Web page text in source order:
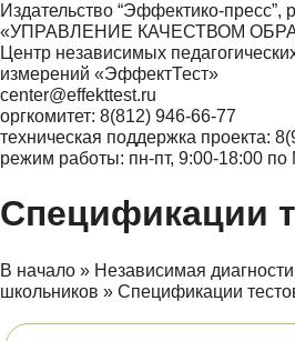
Издательство “Эффектико-пресс”,
«УПРАВЛЕНИЕ КАЧЕСТВОМ
Центр независимых
измерений «ЭффектТест»
center@effekttest.ru
оргкомитет: 8(812) 946-66-77
техническая поддержка проекта:
режим работы: пн-пт, 9:00-18:00
Спецификации
В начало » Независимая
школьников » Спецификации